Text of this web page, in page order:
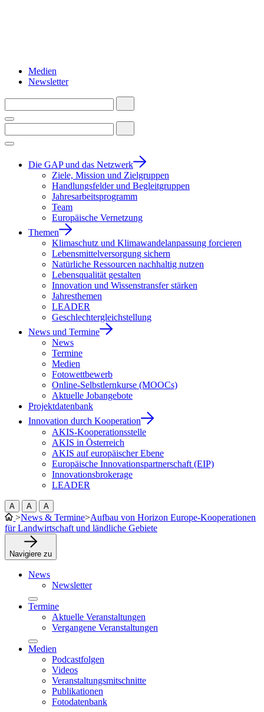
Medien
Newsletter
Die GAP und das Netzwerk
Ziele, Mission und Zielgruppen
Handlungsfelder und Begleitgruppen
Jahresarbeitsprogramm
Team
Europäische Vernetzung
Themen
Klimaschutz und Klimawandelanpassung forcieren
Lebensmittelversorgung sichern
Natürliche Ressourcen nachhaltig nutzen
Lebensqualität gestalten
Innovation und Wissenstransfer stärken
Jahresthemen
LEADER
Geschlechtergleichstellung
News und Termine
News
Termine
Medien
Fotowettbewerb
Online-Selbstlernkurse (MOOCs)
Aktuelle Jobangebote
Projektdatenbank
Innovation durch Kooperation
AKIS-Kooperationsstelle
AKIS in Österreich
AKIS auf europäischer Ebene
Europäische Innovationspartnerschaft (EIP)
Innovationsbrokerage
LEADER
A A A
>News & Termine>Aufbau von Horizon Europe-Kooperationen
für Landwirtschaft und ländliche Gebiete
Navigiere zu
News
Newsletter
Termine
Aktuelle Veranstaltungen
Vergangene Veranstaltungen
Medien
Podcastfolgen
Videos
Veranstaltungsmitschnitte
Publikationen
Fotodatenbank